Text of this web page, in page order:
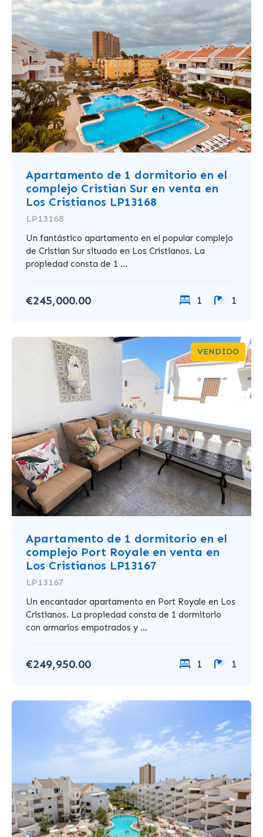
Apartamento de 1 dormitorio en el
complejo Cristian Sur en venta en
Los Cristianos LP13168
LP13168
Un fantástico apartamento en el popular complejo
de Cristian Sur situado en Los Cristianos. La
propiedad consta de 1 ...
€245,000.00 1 1
VENDIDO
Apartamento de 1 dormitorio en el
complejo Port Royale en venta en
Los Cristianos LP13167
LP13167
Un encantador apartamento en Port Royale en Los
Cristianos. La propiedad consta de 1 dormitorio
con armarios empotrados y ...
€249,950.00 1 1